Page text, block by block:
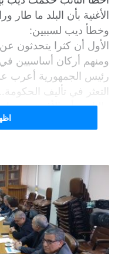
الأغنية بأن البلد ما
وخطأ ديب لسببين:
الأول أن كثرا يتحدثون
ومنهم أركان أساسيين في
رئيس الجمهورية أعرب
التعثر في تأليف الحكومة…
والثاني، أن الأغنية
عناء التعليق بهذه
الحد الأدنى من معايير
بلا روح، فهو عبارة عن
صوت الفنان ذات
حققت أغنيات الفنان
بنصوصها الغنائية الجميلة
ويعود هذا النجاح الى أن